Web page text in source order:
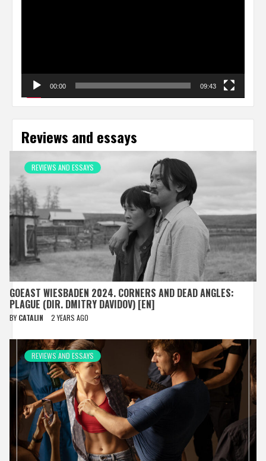
00:00 09:43
Reviews and essays
REVIEWS AND ESSAYS
GOEAST WIESBADEN 2024. CORNERS AND DEAD ANGLES:
PLAGUE (DIR. DMITRY DAVIDOV) [EN]
BY CATALIN 2 YEARS AGO
REVIEWS AND ESSAYS